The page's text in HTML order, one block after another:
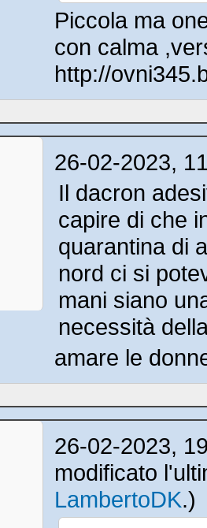
Piccola ma
con calma
http://
26-02-2023,
Il dacron
capire di che
quarantina di
nord ci si
mani siano
necessità
amare le
26-02-2023,
modificato
LambertoDK.)